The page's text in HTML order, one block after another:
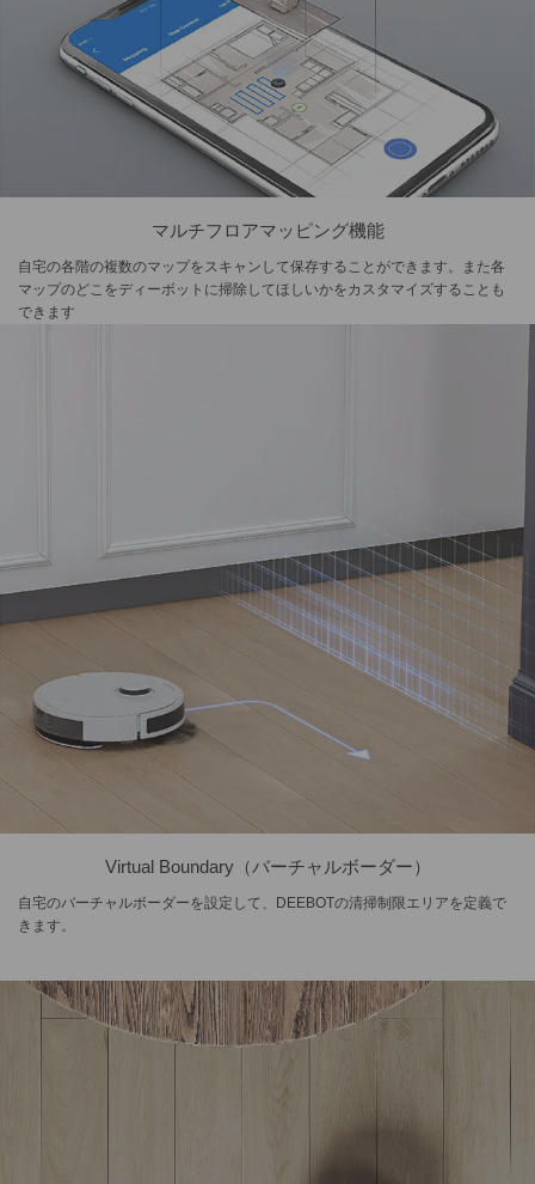
マルチフロアマッピング機能
自宅の各階の複数のマップをスキャンして保存することができます。また各
マップのどこをディーボットに掃除してほしいかをカスタマイズすることも
できます
Virtual Boundary（バーチャルボーダー）
自宅のバーチャルボーダーを設定して、DEEBOTの清掃制限エリアを定義で
きます。